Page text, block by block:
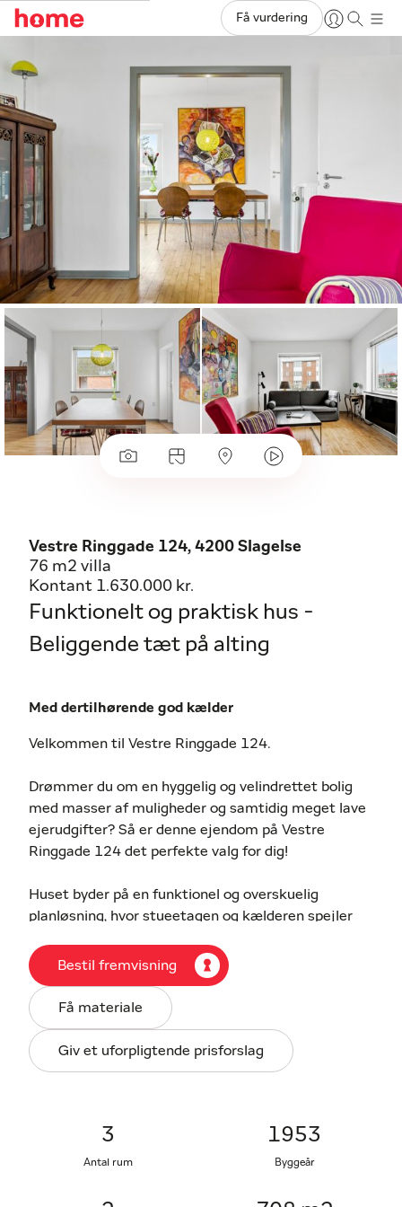
Få vurdering
Vestre Ringgade 124, 4200 Slagelse
76 m2 villa
Kontant 1.630.000 kr.
Funktionelt og praktisk hus -
Beliggende tæt på alting
Med dertilhørende god kælder
Velkommen til Vestre Ringgade 124.
Drømmer du om en hyggelig og velindrettet bolig
med masser af muligheder og samtidig meget lave
ejerudgifter? Så er denne ejendom på Vestre
Ringgade 124 det perfekte valg for dig!
Huset byder på en funktionel og overskuelig
planløsning, hvor stueetagen og kælderen spejler
🔹 Stueetagen tilbyder en lys og indbydende
atmosfære med to gode værelser, en rummelig stue
i åben forbindelse med spisestuen, et velholdt
køkken og et badeværelse renoveret i 2012 (dog
ikke gulvet).
disponible rum, endnu et badeværelse og et
Bestil fremvisning
Få materiale
Giv et uforpligtende prisforslag
3
Antal rum
1953
Byggeår